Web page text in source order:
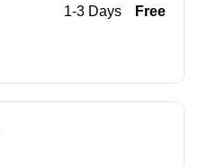
1-3 Days Free